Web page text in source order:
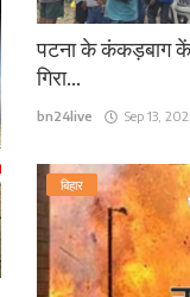
पटना के कंकड़बाग
गिरा...
bn24live Sep 13,
बिहार